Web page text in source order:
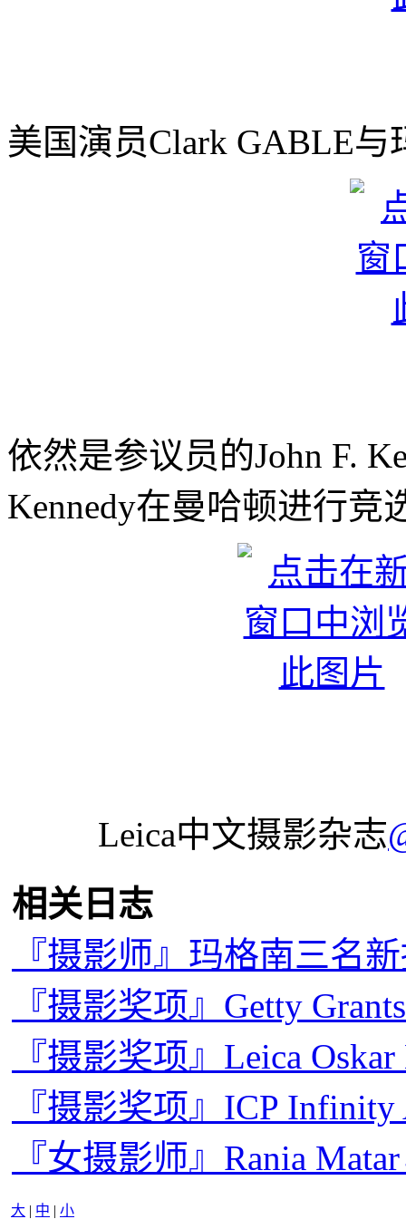
美国演员Clark GABLE与
依然是参议员的John F.
Kennedy在曼哈顿进行竞
Leica中文摄影杂志
相关日志
『摄影师』玛格南三名
『摄影奖项』Getty
『摄影奖项』Leica
『摄影奖项』ICP
『女摄影师』Rania
大 | 中 | 小